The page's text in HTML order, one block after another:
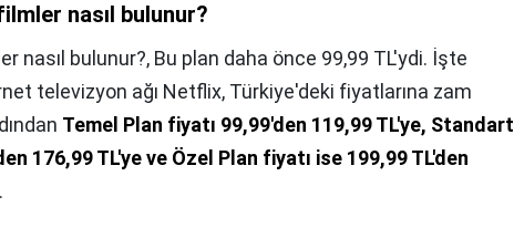
nasıl bulunur?
nasıl bulunur?, Bu plan daha önce 99,99 TL'ydi. İşte
televizyon ağı Netflix, Türkiye'deki fiyatlarına zam
Temel Plan fiyatı 99,99'den 119,99 TL'ye, Standart
176,99 TL'ye ve Özel Plan fiyatı ise 199,99 TL'den
.